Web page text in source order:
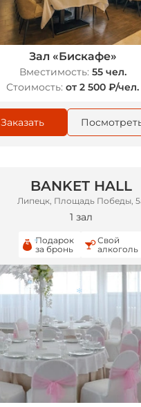
Зал «Бискафе»
Вместимость: 55 чел.
Стоимость: от 2 500 ₽/чел.
Заказать
BANKET HALL
Липецк, Площадь Победы,
1 зал
Подарок
за бронь
Свой
алкоголь
*
*
*